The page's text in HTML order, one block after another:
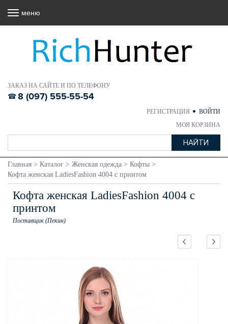
ЗАКАЗ НА САЙТЕ И ПО ТЕЛЕФОНУ
8 (097) 555-55-54
РЕГИСТРАЦИЯ
ВОЙТИ
МОЯ КОРЗИНА
меню
Главная > Каталог > Женская одежда > Кофты >
Кофта женская LadiesFashion 4004 с принтом
Кофта женская LadiesFashion 4004 с
принтом
Поставщик (Пекин)